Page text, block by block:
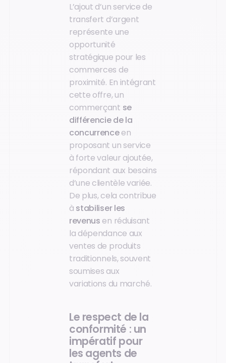
L’ajout d’un service de
transfert d’argent
représente une
opportunité
stratégique pour les
commerces de
proximité. En intégrant
cette offre, un
commerçant se
différencie de la
concurrenceen
proposant un service
à forte valeur ajoutée,
répondant aux besoins
d’une clientèle variée.
De plus, cela contribue
à stabiliser les
revenus en réduisant
la dépendance aux
ventes de produits
traditionnels, souvent
soumises aux
variations du marché.
Le respect de la
conformité : un
impératif pour
les agents de